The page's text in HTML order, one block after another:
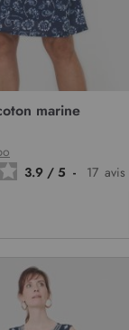
marine
3.9 / 5 - 17 avis